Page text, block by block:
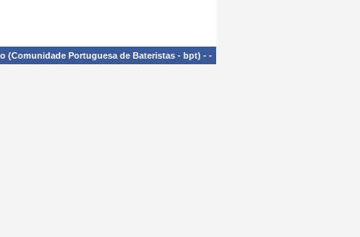
(Comunidade Portuguesa de Bateristas - bpt) - -